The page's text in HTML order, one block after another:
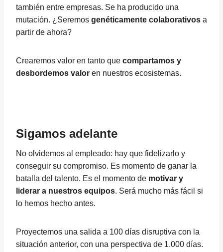
también entre empresas. Se ha producido una
mutación. ¿Seremos genéticamente colaborativos a
partir de ahora?
Crearemos valor en tanto que compartamos y
desbordemos valor en nuestros ecosistemas.
Sigamos adelante
No olvidemos al empleado: hay que fidelizarlo y
conseguir su compromiso. Es momento de ganar la
batalla del talento. Es el momento de motivar y
liderar a nuestros equipos. Será mucho más fácil si
lo hemos hecho antes.
Proyectemos una salida a 100 días disruptiva con la
situación anterior, con una perspectiva de 1.000 días.